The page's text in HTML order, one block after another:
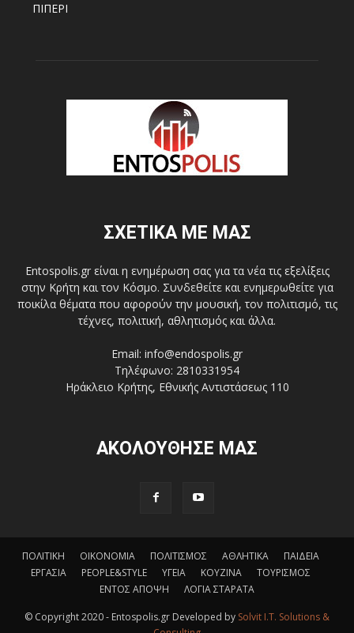
ΠΙΠΕΡΙ
ΣΧΕΤΙΚΑ ΜΕ ΜΑΣ
Entospolis.gr είναι η ενημέρωση σας για τα νέα τις εξελίξεις
στην Κρήτη και τον Κόσμο. Συνδεθείτε και ενημερωθείτε για
ποικίλα θέματα που αφορούν την μουσική, τον πολιτισμό, τις
τέχνες, πολιτική, αθλητισμός και άλλα.
Email: info@endospolis.gr
Τηλέφωνο: 2810331954
Ηράκλειο Κρήτης, Εθνικής Αντιστάσεως 110
ΑΚΟΛΟΥΘΗΣΕ ΜΑΣ
ΠΟΛΙΤΙΚΗ ΟΙΚΟΝΟΜΙΑ ΠΟΛΙΤΙΣΜΟΣ ΑΘΛΗΤΙΚΑ
ΠΑΙΔΕΙΑ
ΕΡΓΑΣΙΑ
PEOPLE&STYLE ΥΓΕΙΑ ΚΟΥΖΙΝΑ
ΤΟΥΡΙΣΜΟΣ
ΕΝΤΟΣ ΑΠΟΨΗ
ΛΟΓΙΑ ΣΤΑΡΑΤΑ
© Copyright 2020 - Entospolis.gr Developed by Solvit I.T. Solutions &